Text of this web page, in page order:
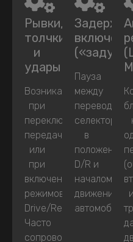
Рывки,
толчки
и
удары
Возникают
при
переключении
передач
или
при
включении
режимов
Drive/Reverse.
Часто
сопровождаются
Задержки
Пауза
между
переводом
селектора
в
положение
D/R и
началом
движения
автомобиля.